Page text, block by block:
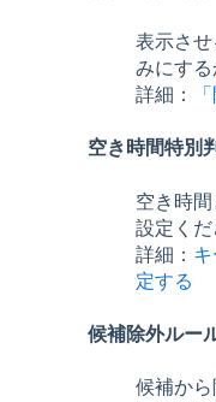
表示さ
みにする
詳細：
空き時間特別
空き時
設定くだ
詳細：
定する
候補除外ルー
候補か